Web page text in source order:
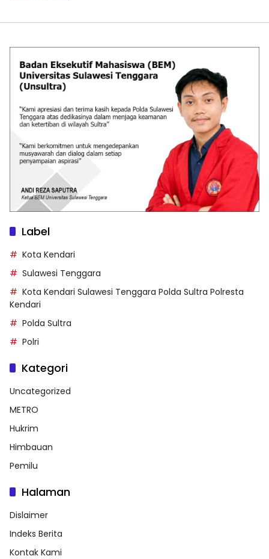
Label
Kota Kendari
Sulawesi Tenggara
Kota Kendari Sulawesi Tenggara Polda Sultra Polresta
Kendari
Polda Sultra
Polri
Kategori
Uncategorized
METRO
Hukrim
Himbauan
Pemilu
Halaman
Dislaimer
Indeks Berita
Kontak Kami